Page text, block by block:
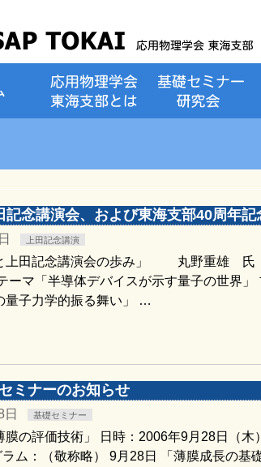
記念講演会、および東海支部40周年
上田記念講演
と上田記念講演会の歩み」 丸野重雄 氏
ーマ「半導体デバイスが示す量子の世界
量子力学的振る舞い」 …
ミナーのお知らせ
基礎セミナー
膜の評価技術」 日時：2006年9月28日（
ム：（敬称略） 9月28日 「薄膜成長の基